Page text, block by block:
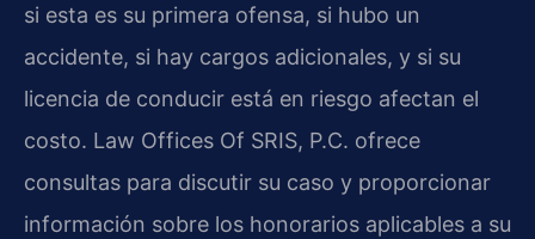
si esta es su primera ofensa, si hubo un
accidente, si hay cargos adicionales, y si su
licencia de conducir está en riesgo afectan el
costo. Law Offices Of SRIS, P.C. ofrece
consultas para discutir su caso y proporcionar
información sobre los honorarios aplicables a su